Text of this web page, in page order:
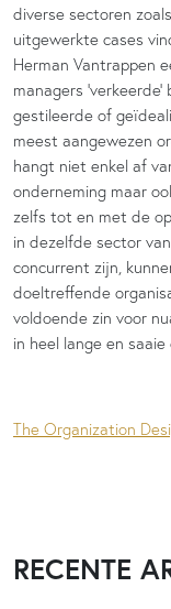
diverse sectoren
uitgewerkte cases
Herman Vantrappen
managers
gestileerde of
meest aangewezen
hangt niet enkel af
onderneming maar
zelfs tot en met de
in dezelfde sector
concurrent zijn,
doeltreffende
voldoende zin voor
in heel lange en saaie
The Organization
RECENTE